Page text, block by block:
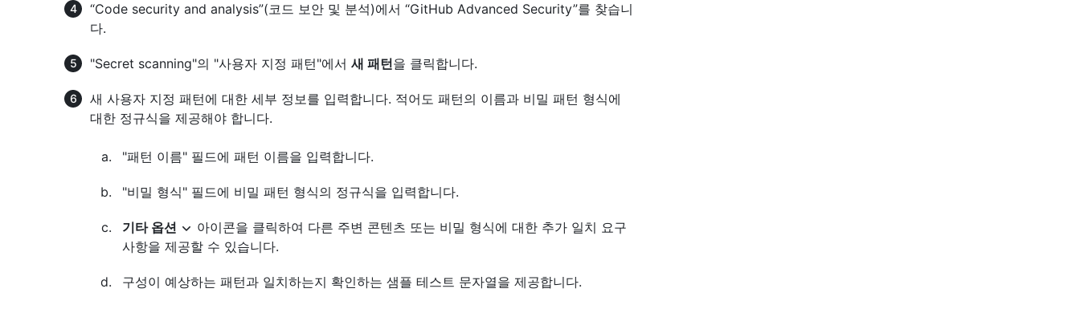
“Code security and analysis”(코드 보안 및 분석)에서 “GitHub Advanced Security”를 찾습니
다.
"Secret scanning"의 "사용자 지정 패턴"에서 새 패턴을 클릭합니다.
새 사용자 지정 패턴에 대한 세부 정보를 입력합니다. 적어도 패턴의 이름과 비밀 패턴 형식에
대한 정규식을 제공해야 합니다.
"패턴 이름" 필드에 패턴 이름을 입력합니다.
"비밀 형식" 필드에 비밀 패턴 형식의 정규식을 입력합니다.
기타 옵션
아이콘을 클릭하여 다른 주변 콘텐츠 또는 비밀 형식에 대한 추가 일치 요구
사항을 제공할 수 있습니다.
구성이 예상하는 패턴과 일치하는지 확인하는 샘플 테스트 문자열을 제공합니다.